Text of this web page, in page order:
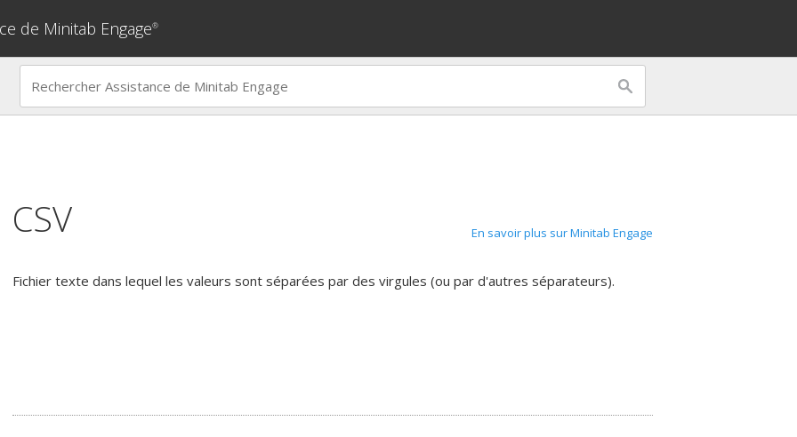
de Minitab Engage®
CSV En savoir plus sur Minitab Engage
Fichier texte dans lequel les valeurs sont séparées par des virgules (ou par d'autres séparateurs).